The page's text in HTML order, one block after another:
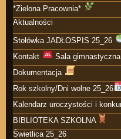
*Zielona Pracownia*
Aktualności
Stołówka JADŁOSPIS 25_26
Kontakt
Sala gimnastyczna
Dokumentacja
Rok szkolny/Dni wolne 25_26
Kalendarz uroczystości i
BIBLIOTEKA SZKOLNA
Świetlica 25_26